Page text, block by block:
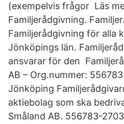
(exempelvis frågor Läs
Familjerådgivning.
Familjerådgivning för alla
Jönköpings län.
ansvarar för den
AB – Org.nummer:
Jönköping
aktiebolag som ska
Småland AB. 556783-